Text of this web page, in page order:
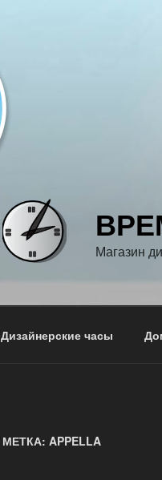
Магазин
Дизайнерские часы
МЕТКА: APPELLA